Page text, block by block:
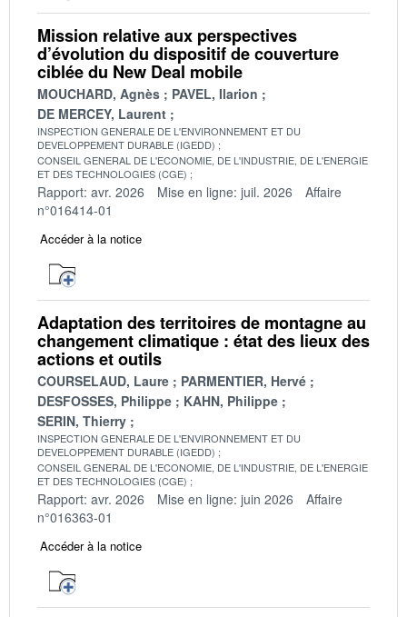
Mission relative aux perspectives
d’évolution du dispositif de couverture
ciblée du New Deal mobile
MOUCHARD, Agnès
PAVEL, Ilarion
DE MERCEY, Laurent
INSPECTION GENERALE DE L'ENVIRONNEMENT ET DU
DEVELOPPEMENT DURABLE (IGEDD)
CONSEIL GENERAL DE L'ECONOMIE, DE L'INDUSTRIE, DE L'ENERGIE
ET DES TECHNOLOGIES (CGE)
Rapport: avr. 2026 Mise en ligne: juil. 2026
Affaire
n°016414-01
Accéder à la notice
Adaptation des territoires de montagne au
changement climatique : état des lieux des
actions et outils
COURSELAUD, Laure
PARMENTIER, Hervé
DESFOSSES, Philippe
KAHN, Philippe
SERIN, Thierry
INSPECTION GENERALE DE L'ENVIRONNEMENT ET DU
DEVELOPPEMENT DURABLE (IGEDD)
CONSEIL GENERAL DE L'ECONOMIE, DE L'INDUSTRIE, DE L'ENERGIE
ET DES TECHNOLOGIES (CGE)
Rapport: avr. 2026 Mise en ligne: juin 2026
Affaire
n°016363-01
Accéder à la notice